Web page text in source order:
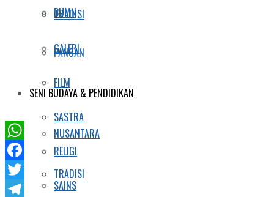
TRADISI
GALERI
FILM
SASTRA
RELIGI
SAINS
BUMN
PANGAN
SENI BUDAYA & PENDIDIKAN
NUSANTARA
TRADISI
WhatsApp
Facebook
Twitter